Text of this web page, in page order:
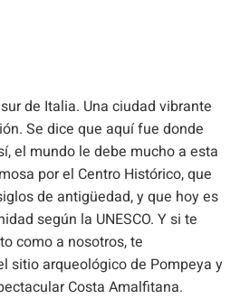
de Italia. Una ciudad vibrante
Se dice que aquí fue donde
el mundo le debe mucho a esta
por el Centro Histórico, que
de antigüedad, y que hoy es
según la UNESCO. Y si te
como a nosotros, te
sitio arqueológico de Pompeya y
Costa Amalfitana.